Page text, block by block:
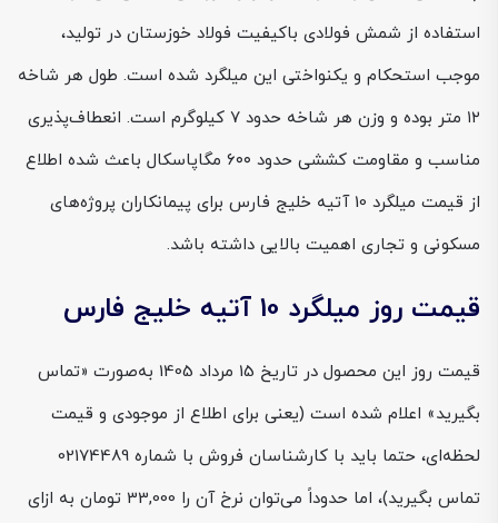
استفاده از شمش فولادی باکیفیت فولاد خوزستان در تولید،
موجب استحکام و یکنواختی این میلگرد شده است. طول هر شاخه
۱۲ متر بوده و وزن هر شاخه حدود ۷ کیلوگرم است. انعطاف‌پذیری
مناسب و مقاومت کششی حدود ۶۰۰ مگاپاسکال باعث شده اطلاع
از قیمت میلگرد 10 آتیه خلیج فارس برای پیمانکاران پروژه‌های
مسکونی و تجاری اهمیت بالایی داشته باشد.
قیمت روز میلگرد 10 آتیه خلیج فارس
قیمت روز این محصول در تاریخ 15 مرداد 1405 به‌صورت «تماس
بگیرید» اعلام شده است (یعنی برای اطلاع از موجودی و قیمت
لحظه‌ای، حتما باید با کارشناسان فروش با شماره 02174489
تماس بگیرید)، اما حدوداً می‌توان نرخ آن را 33,000 تومان به ازای